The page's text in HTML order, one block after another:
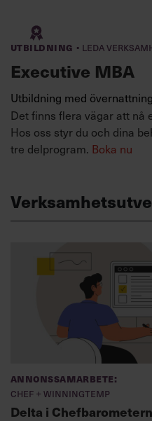
Utbildning · Leda
Executive MBA
Utbildning med
Det finns flera vägar att nå
Hos oss styr du och dina
tre delprogram. Boka nu
Annonssamarbete:
Chef + Winningtemp
Delta i